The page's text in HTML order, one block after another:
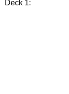
Deck 1: